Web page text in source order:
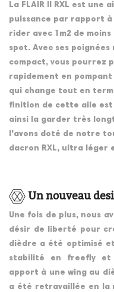
La FLAIR II RXL est
puissance par rapport à
rider avec 1m2 de
spot. Avec ses
compact, vous pourrez
rapidement en
qui change tout en
finition de cette aile est
ainsi la garder très
l'avons doté de notre
dacron RXL, ultra léger
Un nouveau
Une fois de plus, nous
désir de liberté pour
dièdre a été optimisé
stabilité en freefly et
apport à une wing au
a été retravaillée en la